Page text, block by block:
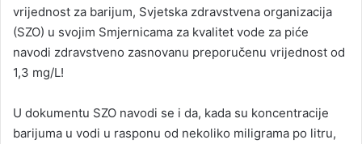
vrijednost za barijum, Svjetska zdravstvena organizacija
(SZO) u svojim Smjernicama za kvalitet vode za piće
navodi zdravstveno zasnovanu preporučenu vrijednost od
1,3 mg/L!
U dokumentu SZO navodi se i da, kada su koncentracije
barijuma u vodi u rasponu od nekoliko miligrama po litru,